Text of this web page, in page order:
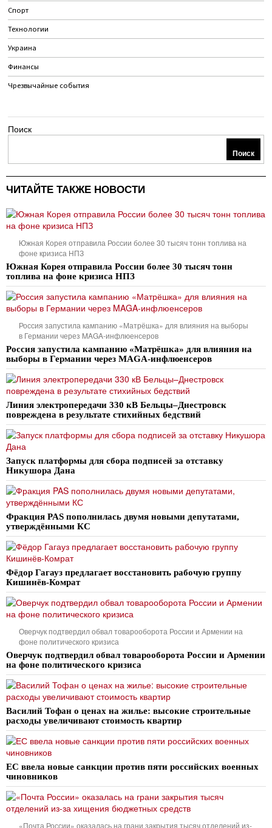
Спорт
Технологии
Украина
Финансы
Чрезвычайные события
Поиск
Поиск
ЧИТАЙТЕ ТАКЖЕ НОВОСТИ
Южная Корея отправила России более 30 тысяч тонн топлива на
фоне кризиса НПЗ
Южная Корея отправила России более 30 тысяч тонн
топлива на фоне кризиса НПЗ
Россия запустила кампанию «Матрёшка» для влияния на выборы
в Германии через MAGA-инфлюенсеров
Россия запустила кампанию «Матрёшка» для влияния на
выборы в Германии через MAGA-инфлюенсеров
Линия электропередачи 330 кВ Бельцы–Днестровск
повреждена в результате стихийных бедствий
Запуск платформы для сбора подписей за отставку
Никушора Дана
Фракция PAS пополнилась двумя новыми депутатами,
утверждёнными КС
Фёдор Гагауз предлагает восстановить рабочую группу
Кишинёв-Комрат
Оверчук подтвердил обвал товарооборота России и Армении на
фоне политического кризиса
Оверчук подтвердил обвал товарооборота России и Армении
на фоне политического кризиса
Василий Тофан о ценах на жилье: высокие строительные
расходы увеличивают стоимость квартир
ЕС ввела новые санкции против пяти российских военных
чиновников
«Почта России» оказалась на грани закрытия тысяч отделений из-